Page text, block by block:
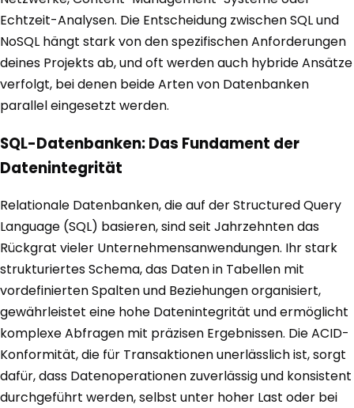
Echtzeit-Analysen. Die Entscheidung zwischen SQL und
NoSQL hängt stark von den spezifischen Anforderungen
deines Projekts ab, und oft werden auch hybride Ansätze
verfolgt, bei denen beide Arten von Datenbanken
parallel eingesetzt werden.
SQL-Datenbanken: Das Fundament der
Datenintegrität
Relationale Datenbanken, die auf der Structured Query
Language (SQL) basieren, sind seit Jahrzehnten das
Rückgrat vieler Unternehmensanwendungen. Ihr stark
strukturiertes Schema, das Daten in Tabellen mit
vordefinierten Spalten und Beziehungen organisiert,
gewährleistet eine hohe Datenintegrität und ermöglicht
komplexe Abfragen mit präzisen Ergebnissen. Die ACID-
Konformität, die für Transaktionen unerlässlich ist, sorgt
dafür, dass Datenoperationen zuverlässig und konsistent
durchgeführt werden, selbst unter hoher Last oder bei